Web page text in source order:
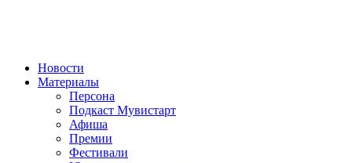
Новости
Материалы
Персона
Подкаст Мувистарт
Афиша
Премии
Фестивали